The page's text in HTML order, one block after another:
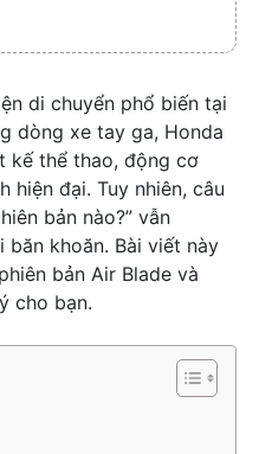
di chuyển phổ biến tại
dòng xe tay ga, Honda
kế thể thao, động cơ
hiện đại. Tuy nhiên, câu
bản nào?” vẫn
băn khoăn. Bài viết này
bản Air Blade và
cho bạn.